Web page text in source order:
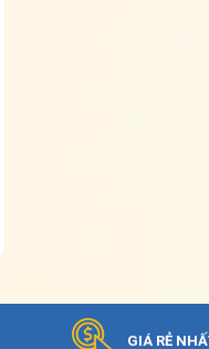
GIÁ RẺ